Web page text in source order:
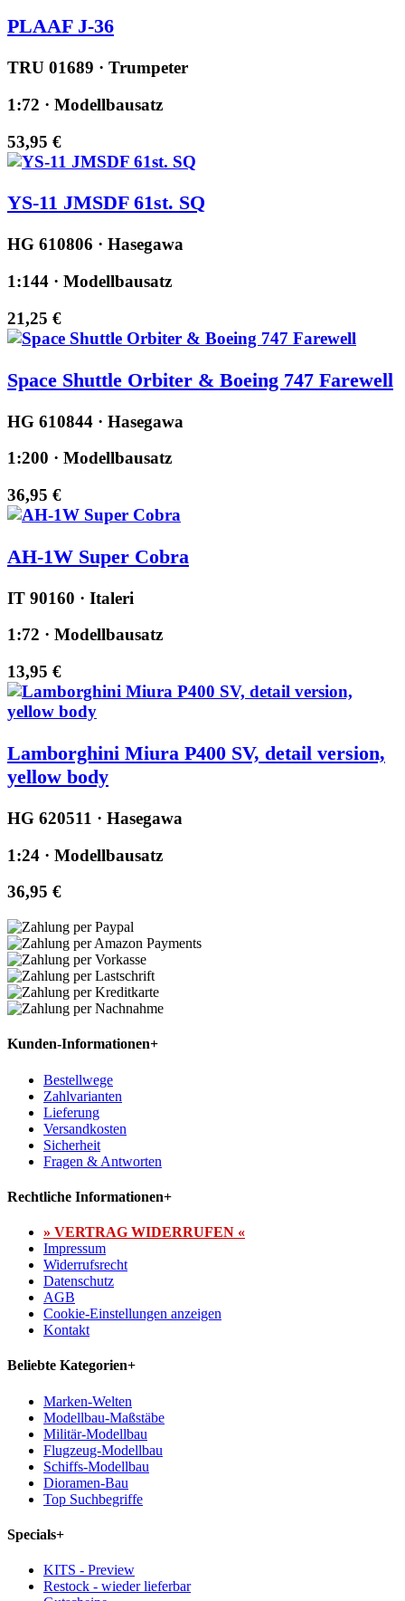
PLAAF J-36
TRU 01689 · Trumpeter
1:72 · Modellbausatz
53,95 €
YS-11 JMSDF 61st. SQ
HG 610806 · Hasegawa
1:144 · Modellbausatz
21,25 €
Space Shuttle Orbiter & Boeing 747 Farewell
HG 610844 · Hasegawa
1:200 · Modellbausatz
36,95 €
AH-1W Super Cobra
IT 90160 · Italeri
1:72 · Modellbausatz
13,95 €
Lamborghini Miura P400 SV, detail version,
yellow body
HG 620511 · Hasegawa
1:24 · Modellbausatz
36,95 €
Kunden-Informationen+
Bestellwege
Zahlvarianten
Lieferung
Versandkosten
Sicherheit
Fragen & Antworten
Rechtliche Informationen+
» VERTRAG WIDERRUFEN «
Impressum
Widerrufsrecht
Datenschutz
AGB
Cookie-Einstellungen anzeigen
Kontakt
Beliebte Kategorien+
Marken-Welten
Modellbau-Maßstäbe
Militär-Modellbau
Flugzeug-Modellbau
Schiffs-Modellbau
Dioramen-Bau
Top Suchbegriffe
Specials+
KITS - Preview
Restock - wieder lieferbar